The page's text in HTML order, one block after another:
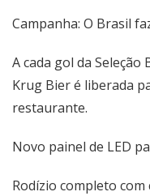
Campanha: O Brasil
A cada gol da
Krug Bier é liberada
restaurante.
Novo painel de LED
Rodízio completo